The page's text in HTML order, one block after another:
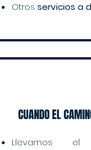
Otros servicios a
CUANDO EL
Llevamos